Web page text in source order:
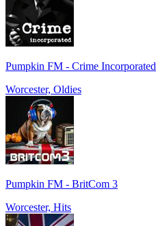
Pumpkin FM - Crime Incorporated
Worcester, Oldies
Pumpkin FM - BritCom 3
Worcester, Hits